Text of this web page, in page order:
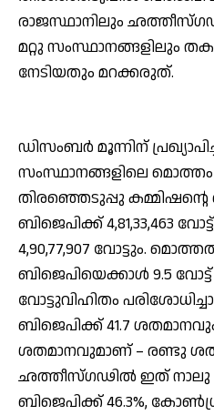
രാജസ്ഥാനിലും
മറ്റു സംസ്ഥാനങ്ങളിലും
നേടിയതും മറക്കരുത്.
ഡിസംബര്‍ മൂന്നിന്
സംസ്ഥാനങ്ങളിലെ മൊത്തം
തിരഞ്ഞെടുപ്പു
ബിജെപിക്ക് 4,81,33,463
4,90,77,907 വോട്ടും.
ബിജെപിയെക്കാള്‍ 9.5
വോട്ടുവിഹിതം
ബിജെപിക്ക് 41.7
ശതമാനവുമാണ് – രണ്ടു
ഛത്തീസ്ഗഢില്‍ ഇത് നാലു
ബിജെപിക്ക് 46.3%,